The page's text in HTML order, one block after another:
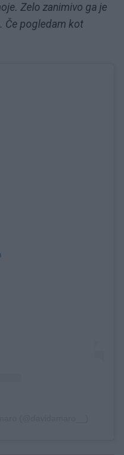
Zelo zanimivo ga je
Če pogledam kot